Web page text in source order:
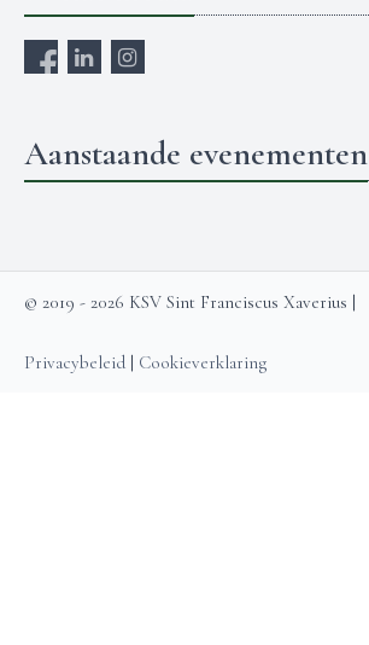
Aanstaande evenementen
© 2019 - 2026 KSV Sint Franciscus Xaverius |
Privacybeleid | Cookieverklaring